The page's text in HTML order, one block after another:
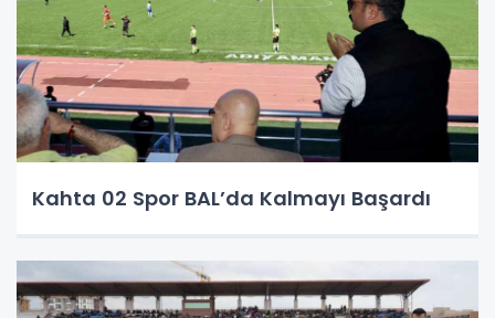
Kahta 02 Spor BAL’da Kalmayı Başardı